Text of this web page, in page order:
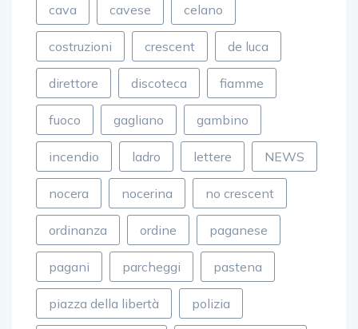
cava cavese celano
costruzioni crescent de luca
direttore discoteca fiamme
fuoco gagliano gambino
incendio ladro lettere NEWS
nocera nocerina no crescent
ordinanza ordine paganese
pagani parcheggi pastena
piazza della libertà polizia